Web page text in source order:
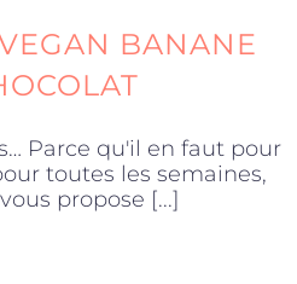
BANANE
Parce qu'il en faut pour
toutes les semaines,
propose [...]